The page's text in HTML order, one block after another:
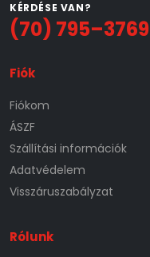
KÉRDÉSE VAN?
(70) 795–3769
Fiók
Fiókom
ÁSZF
Szállítási információk
Adatvédelem
Visszáruszabályzat
Rólunk